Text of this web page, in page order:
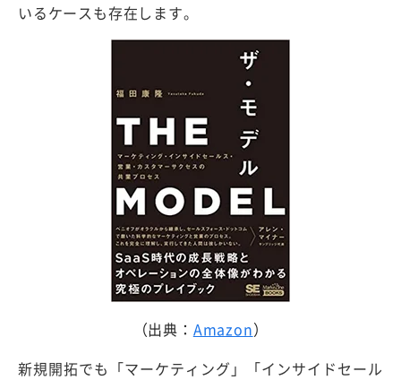
いるケースも存在します。
（出典： Amazon）
新規開拓でも「マーケティング」「インサイドセール